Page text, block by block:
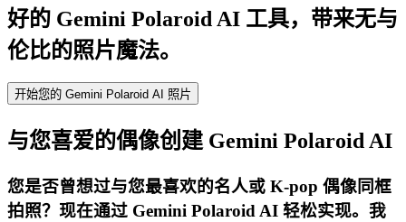
好的 Gemini Polaroid AI 工具，带来无与
伦比的照片魔法。
开始您的 Gemini Polaroid AI 照片
与您喜爱的偶像创建 Gemini Polaroid AI
您是否曾想过与您最喜欢的名人或 K-pop 偶像同框
拍照？现在通过 Gemini Polaroid AI 轻松实现。我